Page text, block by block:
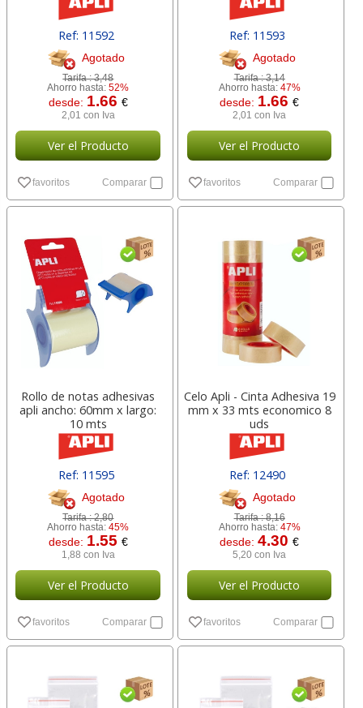
Ref: 11592
Agotado
Tarifa :3,48
Ahorro hasta:52%
desde: 1.66 €
2,01 con Iva
Ver el Producto
favoritos Comparar
Ref: 11593
Agotado
Tarifa :3,14
Ahorro hasta: 47%
desde: 1.66€
2,01 con Iva
Ver el Producto
favoritos Comparar
Rollo de notas adhesivas
apli ancho: 60mm x largo:
10 mts
Ref: 11595
Agotado
Tarifa :2,80
Ahorro hasta:45%
desde: 1.55 €
1,88 con Iva
Ver el Producto
favoritos Comparar
Celo Apli - Cinta Adhesiva 19
mm x 33 mts economico 8
uds
Ref: 12490
Agotado
Tarifa :8,16
Ahorro hasta: 47%
desde:4.30€
5,20 con Iva
Ver el Producto
favoritos Comparar